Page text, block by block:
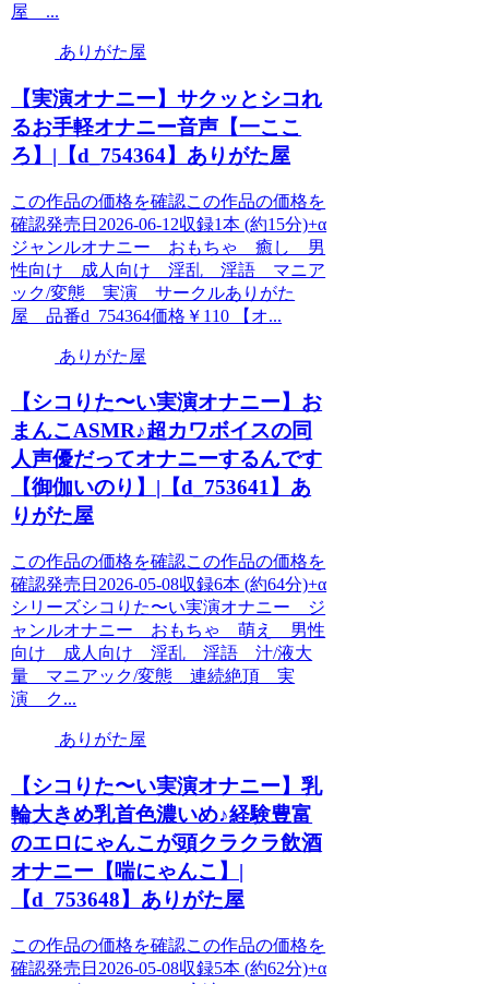
屋 ...
ありがた屋
【実演オナニー】サクッとシコれ
るお手軽オナニー音声【一ここ
ろ】|【d_754364】ありがた屋
この作品の価格を確認この作品の価格を
確認発売日2026-06-12収録1本 (約15分)+α
ジャンルオナニー おもちゃ 癒し 男
性向け 成人向け 淫乱 淫語 マニア
ック/変態 実演 サークルありがた
屋 品番d_754364価格￥110 【オ...
ありがた屋
【シコりた〜い実演オナニー】お
まんこASMR♪超カワボイスの同
人声優だってオナニーするんです
【御伽いのり】|【d_753641】あ
りがた屋
この作品の価格を確認この作品の価格を
確認発売日2026-05-08収録6本 (約64分)+α
シリーズシコりた〜い実演オナニー ジ
ャンルオナニー おもちゃ 萌え 男性
向け 成人向け 淫乱 淫語 汁/液大
量 マニアック/変態 連続絶頂 実
演 ク...
ありがた屋
【シコりた〜い実演オナニー】乳
輪大きめ乳首色濃いめ♪経験豊富
のエロにゃんこが頭クラクラ飲酒
オナニー【喘にゃんこ】|
【d_753648】ありがた屋
この作品の価格を確認この作品の価格を
確認発売日2026-05-08収録5本 (約62分)+α